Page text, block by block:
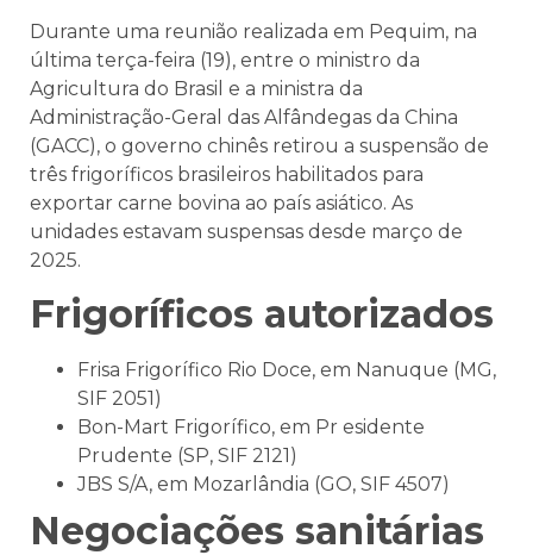
Durante uma reunião realizada em Pequim, na
última terça-feira (19), entre o ministro da
Agricultura do Brasil e a ministra da
Administração-Geral das Alfândegas da China
(GACC), o governo chinês retirou a suspensão de
três frigoríficos brasileiros habilitados para
exportar carne bovina ao país asiático. As
unidades estavam suspensas desde março de
2025.
Frigoríficos autorizados
Frisa Frigorífico Rio Doce, em Nanuque (MG,
SIF 2051)
Bon-Mart Frigorífico, em Pr esidente
Prudente (SP, SIF 2121)
JBS S/A, em Mozarlândia (GO, SIF 4507)
Negociações sanitárias